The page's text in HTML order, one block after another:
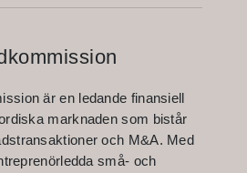
är en ledande finansiell
marknaden som bistår
och M&A. Med
små- och